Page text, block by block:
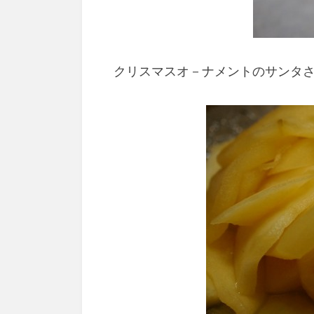
クリスマスオ－ナメントのサンタ